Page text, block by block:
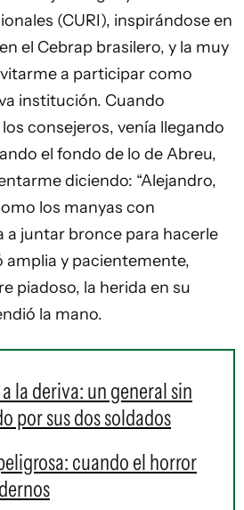
(CURI), inspirándose en
el Cebrap brasilero, y la muy
a participar como
institución. Cuando
consejeros, venía llegando
el fondo de lo de Abreu,
diciendo: “Alejandro,
los manyas con
a juntar bronce para hacerle
amplia y pacientemente,
piadoso, la herida en su
la mano.
la deriva: un general sin
por sus dos soldados
cuando el horror